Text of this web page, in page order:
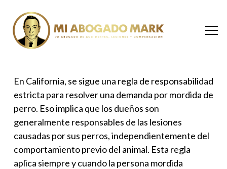
En California, se sigue una regla de responsabilidad
estricta para resolver una demanda por mordida de
perro. Eso implica que los dueños son
generalmente responsables de las lesiones
causadas por sus perros, independientemente del
comportamiento previo del animal. Esta regla
aplica siempre y cuando la persona mordida